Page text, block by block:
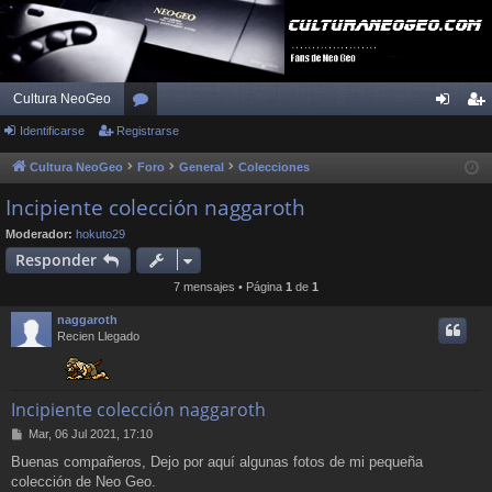
Cultura NeoGeo
or
os ist
Identificarse Registrarse
Cultura NeoGeo Foro General Colecciones
Incipiente colección naggaroth
Moderador: hokuto29
Responder
7 mensajes • Página 1 de 1
naggaroth
Recien Llegado
Incipiente colección naggaroth
M
n
s
Mar, 06 Jul 2021, 17:10
Buenas compañeros, Dejo por aquí algunas fotos de mi pequeña
colección de Neo Geo.